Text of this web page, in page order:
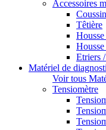
Accessoires
Têtière
Etriers
Matériel de
Voir tous
Tensiomètre